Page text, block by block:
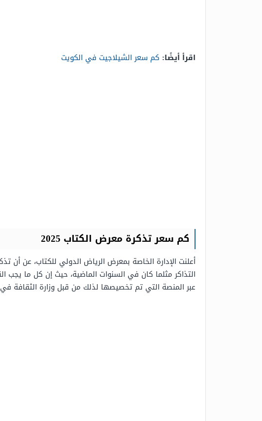
اقرأ أيضًا: كم سعر الشيلاجيت في الكويت
كم سعر تذكرة معرض الكتاب 2025
أعلنت الإدارة الخاصة بمعرض الرياض الدولي للكتاب، عن أن
التذاكر مثلما كان في السنوات الماضية، حيث إن كل ما يجب
عبر المنصة التي تم تخصيصها لذلك من قبل وزارة الثقافة في